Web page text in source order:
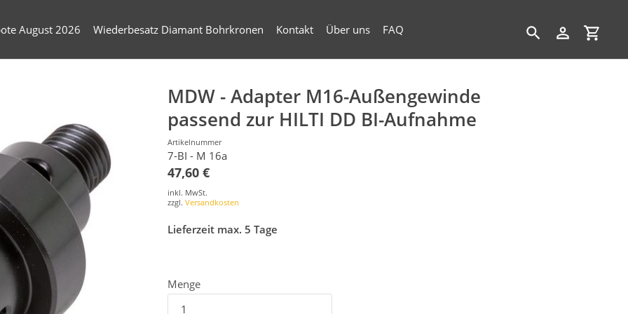
August 2026 Wiederbesatz Diamant Bohrkronen Kontakt Über uns FAQ
SuchenEinloggen
MDW - Adapter M16-Außengewinde
passend zur HILTI DD BI-Aufnahme
Artikelnummer
7-BI - M 16a
47,60 €
inkl. MwSt.
zzgl. Versandkosten
Lieferzeit max. 5 Tage
Menge